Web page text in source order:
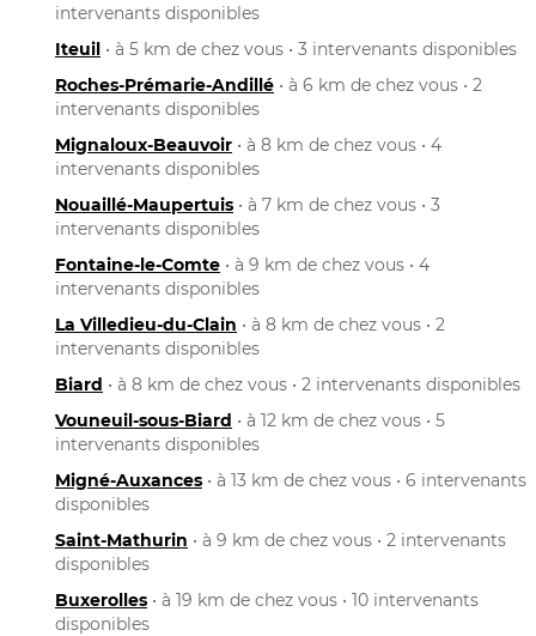
intervenants disponibles
Iteuil • à 5 km de chez vous • 3 intervenants disponibles
Roches-Prémarie-Andillé • à 6 km de chez vous • 2
intervenants disponibles
Mignaloux-Beauvoir • à 8 km de chez vous • 4
intervenants disponibles
Nouaillé-Maupertuis • à 7 km de chez vous • 3
intervenants disponibles
Fontaine-le-Comte • à 9 km de chez vous • 4
intervenants disponibles
La Villedieu-du-Clain • à 8 km de chez vous • 2
intervenants disponibles
Biard • à 8 km de chez vous • 2 intervenants disponibles
Vouneuil-sous-Biard • à 12 km de chez vous • 5
intervenants disponibles
Migné-Auxances • à 13 km de chez vous • 6 intervenants
disponibles
Saint-Mathurin • à 9 km de chez vous • 2 intervenants
disponibles
Buxerolles • à 19 km de chez vous • 10 intervenants
disponibles